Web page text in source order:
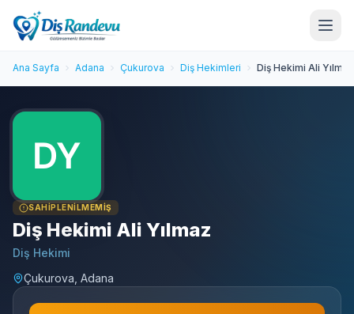
Ana Sayfa Adana Çukurova Diş Hekimleri Diş Hekimi Ali Yılmaz
SAHIPLENILMEMIŞ
Diş Hekimi Ali Yılmaz
Diş Hekimi
Çukurova, Adana